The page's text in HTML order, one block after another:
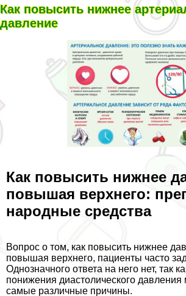
Как повысить нижнее
давление
Как повысить нижнее
повышая верхнего:
народные средства
Вопрос о том, как повысить нижнее
повышая верхнего, пациенты часто
Однозначного ответа на него нет, так
понижения диастолического давления
самые различные причины.